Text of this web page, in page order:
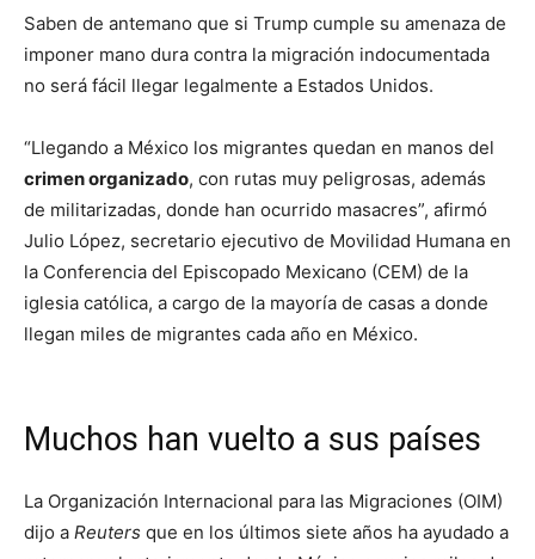
Saben de antemano que si Trump cumple su amenaza de
imponer mano dura contra la migración indocumentada
no será fácil llegar legalmente a Estados Unidos.
“Llegando a México los migrantes quedan en manos del
crimen organizado, con rutas muy peligrosas, además
de militarizadas, donde han ocurrido masacres”, afirmó
Julio López, secretario ejecutivo de Movilidad Humana en
la Conferencia del Episcopado Mexicano (CEM) de la
iglesia católica, a cargo de la mayoría de casas a donde
llegan miles de migrantes cada año en México.
Muchos han vuelto a sus países
La Organización Internacional para las Migraciones (OIM)
dijo a Reuters que en los últimos siete años ha ayudado a